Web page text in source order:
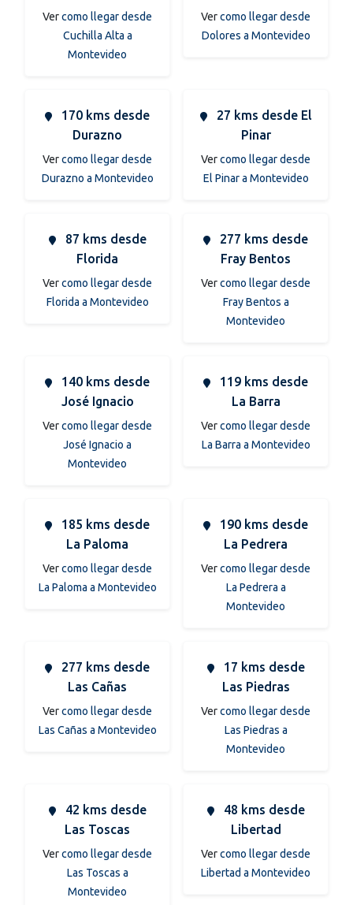
Vercomo llegar desde
Cuchilla Alta a
Montevideo
Vercomo llegar desde
Dolores a Montevideo
170 kms desde
Durazno
Vercomo llegar desde
Durazno a Montevideo
27 kms desde El
Pinar
Vercomo llegar desde
El Pinar a Montevideo
87 kms desde
Florida
Vercomo llegar desde
Florida a Montevideo
277 kms desde
Fray Bentos
Vercomo llegar desde
Fray Bentos a
Montevideo
140 kms desde
José Ignacio
Vercomo llegar desde
José Ignacio a
Montevideo
119 kms desde
La Barra
Vercomo llegar desde
La Barra a Montevideo
185 kms desde
La Paloma
Vercomo llegar desde
La Paloma a Montevideo
190 kms desde
La Pedrera
Vercomo llegar desde
La Pedrera a
Montevideo
277 kms desde
Las Cañas
Vercomo llegar desde
Las Cañas a Montevideo
17 kms desde
Las Piedras
Vercomo llegar desde
Las Piedras a
Montevideo
42 kms desde
Las Toscas
Vercomo llegar desde
Las Toscas a
Montevideo
48 kms desde
Libertad
Vercomo llegar desde
Libertad a Montevideo